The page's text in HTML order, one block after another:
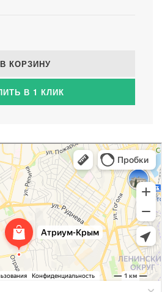
В КОРЗИНУ
В 1 КЛИК
канализации в Севастополе
в Севастополе